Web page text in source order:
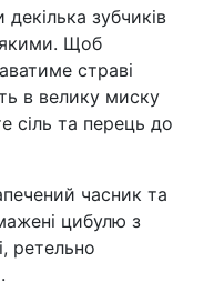
зубчиків
Щоб
страві
в велику миску
сіль та перець до
часник та
цибулю з
ретельно